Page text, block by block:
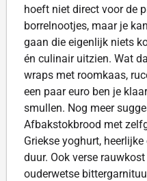
hoeft niet direct voor de
borrelnootjes, maar je
gaan die eigenlijk niets
én culinair uitzien. Wat
wraps met roomkaas,
een paar euro ben je
smullen. Nog meer
Afbakstokbrood met
Griekse yoghurt,
duur. Ook verse
ouderwetse